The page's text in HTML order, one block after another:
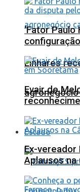
Linhares
Estado
‘Fator
Evair de
Ex-
Aplausos na